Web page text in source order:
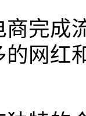
商完成
网红